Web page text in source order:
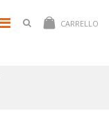
CARRELLO